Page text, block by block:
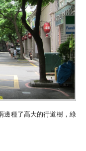
邊種了高大的行道樹，綠